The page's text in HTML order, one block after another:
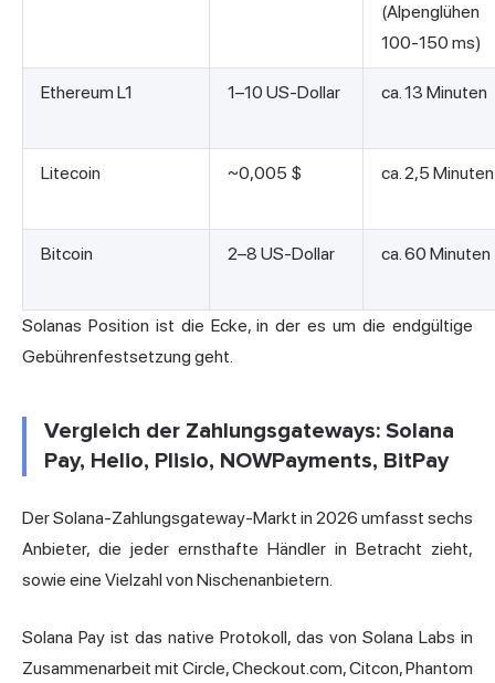
(Alpenglühen
100-150 ms)
Ethereum L1 1–10 US-Dollar ca. 13 Minuten
Litecoin ~0,005 $ ca. 2,5 Minuten
Bitcoin 2–8 US-Dollar ca. 60 Minuten
Solanas Position ist die Ecke, in der es um die endgültige
Gebührenfestsetzung geht.
Vergleich der Zahlungsgateways: Solana
Pay, Helio, Plisio, NOWPayments, BitPay
Der Solana-Zahlungsgateway-Markt in 2026 umfasst sechs
Anbieter, die jeder ernsthafte Händler in Betracht zieht,
sowie eine Vielzahl von Nischenanbietern.
Solana Pay ist das native Protokoll, das von Solana Labs in
Zusammenarbeit mit Circle, Checkout.com, Citcon, Phantom